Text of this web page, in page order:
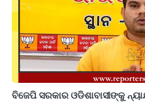
ବିଜେପି ସରକାର ଓଡିଶାବାସୀଙ୍କୁ